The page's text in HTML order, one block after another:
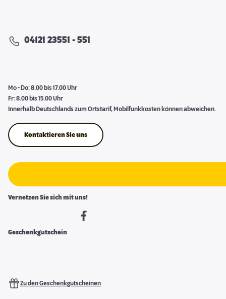
04121 23551 - 551
Mo - Do: 8.00 bis 17.00 Uhr
Fr: 8.00 bis 15.00 Uhr
Innerhalb Deutschlands zum Ortstarif, Mobilfunkkosten können abweichen.
Kontaktieren Sie uns
Vernetzen Sie sich mit uns!
Geschenkgutschein
Zu den Geschenkgutscheinen